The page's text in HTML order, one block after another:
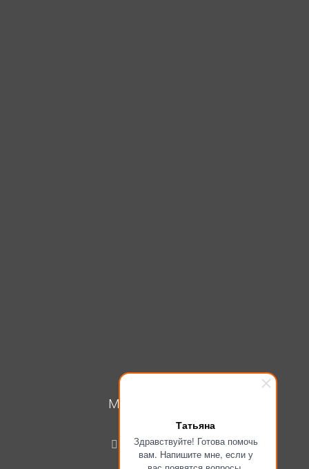
Татьяна
Здравствуйте! Готова помочь
вам. Напишите мне, если у
МОЙ КАБИНЕТ
Регистрация